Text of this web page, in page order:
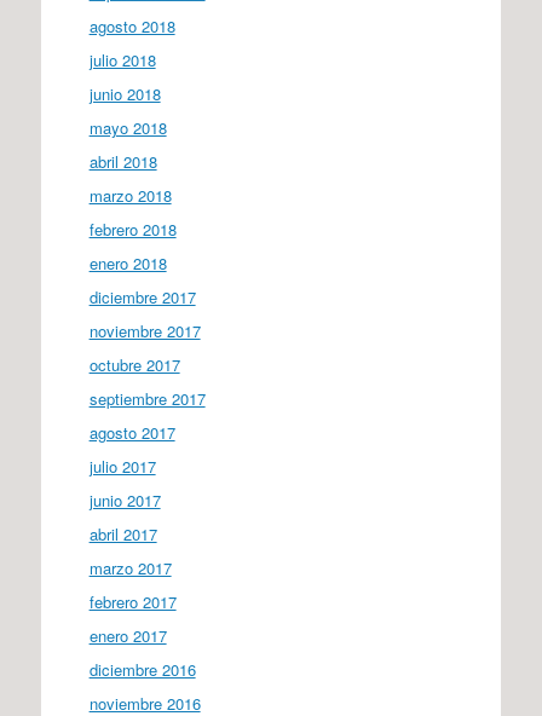
agosto 2018
julio 2018
junio 2018
mayo 2018
abril 2018
marzo 2018
febrero 2018
enero 2018
diciembre 2017
noviembre 2017
octubre 2017
septiembre 2017
agosto 2017
julio 2017
junio 2017
abril 2017
marzo 2017
febrero 2017
enero 2017
diciembre 2016
noviembre 2016